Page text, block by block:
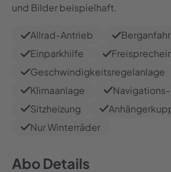
und Bilder beispielhaft.
Allrad-Antrieb
Einparkhilfe
Geschwindigkeitsregelanlage
Klimaanlage
Sitzheizung
Nur Winterräder
Abo Details